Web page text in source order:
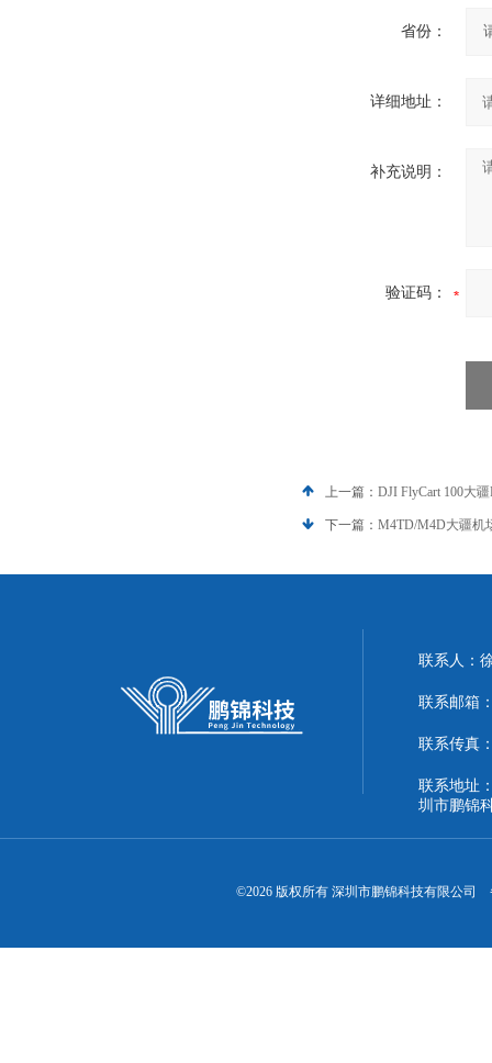
省份：
详细地址：
补充说明：
验证码：
上一篇： DJI FlyCart 100大
下一篇： M4TD/M4D大疆机
联系人：
联系邮箱
联系传真
联系地址
圳市鹏锦
©2026 版权所有 深圳市鹏锦科技有限公司